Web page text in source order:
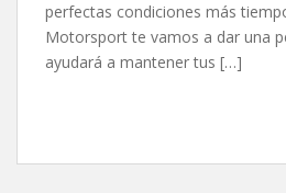
perfectas condiciones más
Motorsport te vamos a dar una
ayudará a mantener tus […]